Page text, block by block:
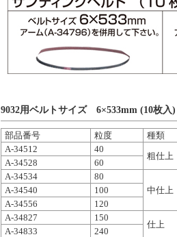
9032用ベルトサイズ 6×533mm (10枚入)
部品番号 粒度
種類
A-34512
40
粗仕上
A-34528
60
A-34534
80
中仕上
A-34540
100
A-34556
120
A-34827
150
仕上
A-34833 240